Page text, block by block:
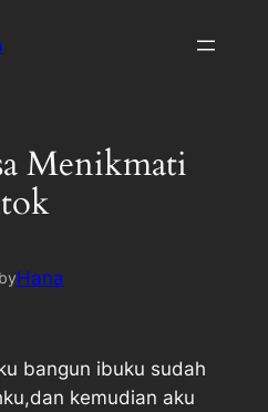
Menikmati
Hana
bangun ibuku sudah
kemudian aku